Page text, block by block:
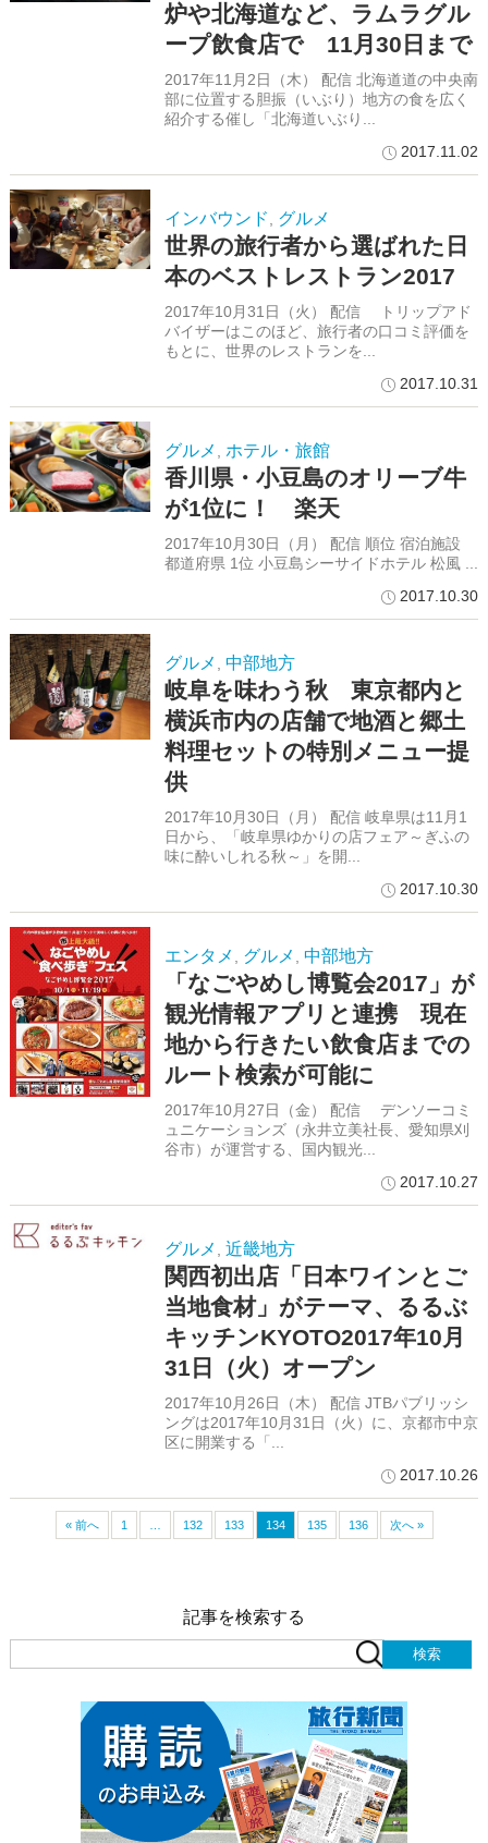
炉や北海道など、ラムラグル
ープ飲食店で 11月30日まで
2017年11月2日（木） 配信 北海道道の中央南
部に位置する胆振（いぶり）地方の食を広く
紹介する催し「北海道いぶり...
2017.11.02
インバウンド, グルメ
世界の旅行者から選ばれた日
本のベストレストラン2017
2017年10月31日（火） 配信 トリップアド
バイザーはこのほど、旅行者の口コミ評価を
もとに、世界のレストランを...
2017.10.31
グルメ , ホテル・旅館
香川県・小豆島のオリーブ牛
が1位に！ 楽天
2017年10月30日（月） 配信 順位 宿泊施設
都道府県 1位 小豆島シーサイドホテル 松風 ...
2017.10.30
グルメ , 中部地方
岐阜を味わう秋 東京都内と
横浜市内の店舗で地酒と郷土
料理セットの特別メニュー提
供
2017年10月30日（月） 配信 岐阜県は11月1
日から、「岐阜県ゆかりの店フェア～ぎふの
味に酔いしれる秋～」を開...
2017.10.30
エンタメ グルメ 中部地方
「なごやめし博覧会2017」が
観光情報アプリと連携 現在
地から行きたい飲食店までの
ルート検索が可能に
2017年10月27日（金） 配信 デンソーコミ
ュニケーションズ（永井立美社長、愛知県刈
谷市）が運営する、国内観光...
2017.10.27
グルメ 近畿地方
関西初出店「日本ワインとご
当地食材」がテーマ、るるぶ
キッチンKYOTO2017年10月
31日（火）オープン
2017年10月26日（木） 配信 JTBパブリッシ
ングは2017年10月31日（火）に、京都市中京
区に開業する「...
2017.10.26
« 前へ 1 132 133 134 135 136 次へ »
記事を検索する